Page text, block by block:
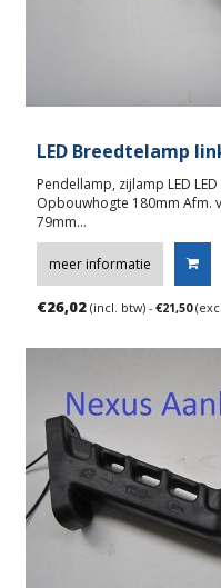
LED Breedtelamp
Pendellamp, zijlamp LED
Opbouwhogte 180mm Afm.
79mm…
meer informatie
€26,02 (incl. btw) - €21,50